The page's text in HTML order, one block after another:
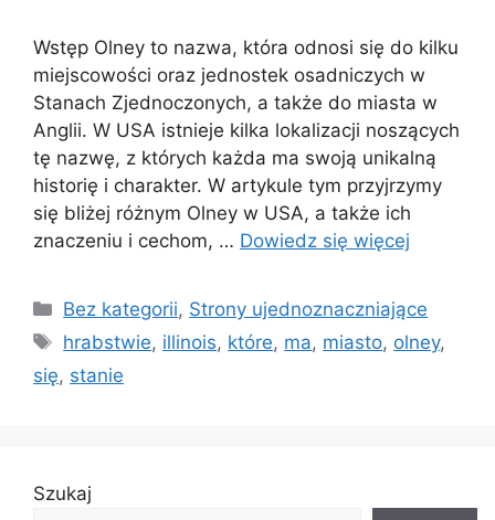
Wstęp Olney to nazwa, która odnosi się do kilku
miejscowości oraz jednostek osadniczych w
Stanach Zjednoczonych, a także do miasta w
Anglii. W USA istnieje kilka lokalizacji noszących
tę nazwę, z których każda ma swoją unikalną
historię i charakter. W artykule tym przyjrzymy
się bliżej różnym Olney w USA, a także ich
znaczeniu i cechom, … Dowiedz się więcej
Kategorie
Bez kategorii, Strony ujednoznaczniające
Tagi
hrabstwie, illinois, które, ma, miasto, olney,
się, stanie
Szukaj